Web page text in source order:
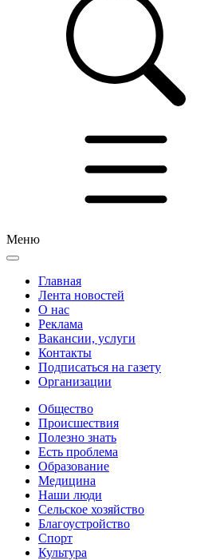
Меню
Главная
Лента новостей
О нас
Реклама
Вакансии, услуги
Контакты
Подписаться на газету
Организации
Общество
Происшествия
Полезно знать
Есть проблема
Образование
Медицина
Наши люди
Сельское хозяйство
Благоустройство
Спорт
Культура